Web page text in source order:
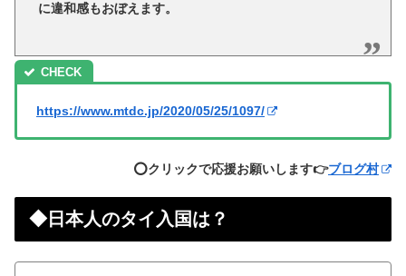
に違和感もおぼえます。
https://www.mtdc.jp/2020/05/25/1097/
⭕️クリックで応援お願いします👉ブログ村
◆日本人のタイ入国は？